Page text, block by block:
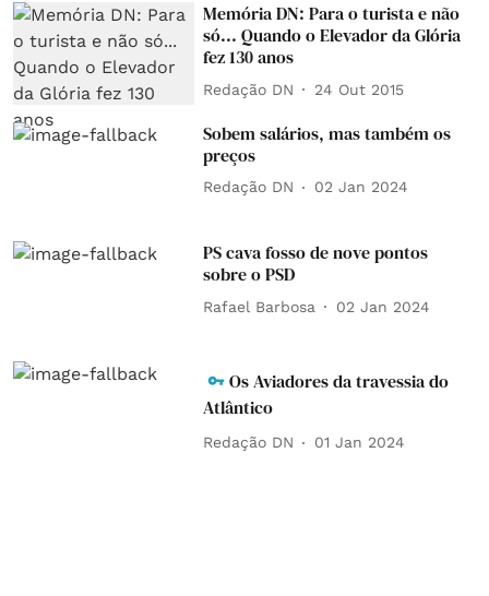
Memória DN: Para o turista e não
só... Quando o Elevador da Glória
fez 130 anos
Redação DN 24 Out 2015
Sobem salários, mas também os
preços
Redação DN 02 Jan 2024
PS cava fosso de nove pontos
sobre o PSD
Rafael Barbosa 02 Jan 2024
Os Aviadores da travessia do
Atlântico
Redação DN 01 Jan 2024